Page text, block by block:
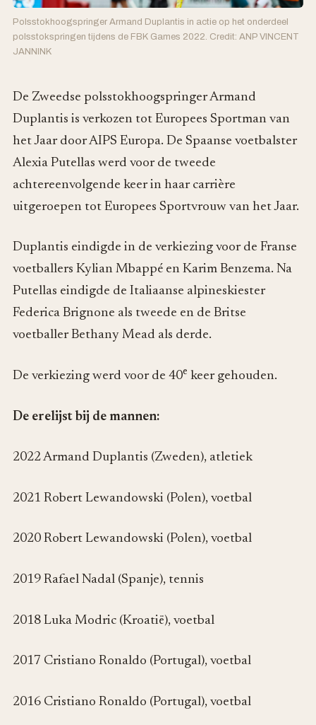
Polsstokhoogspringer Armand Duplantis in actie op het onderdeel
polsstokspringen tijdens de FBK Games 2022. Credit: ANP VINCENT
JANNINK
De Zweedse polsstokhoogspringer Armand
Duplantis is verkozen tot Europees Sportman van
het Jaar door AIPS Europa. De Spaanse voetbalster
Alexia Putellas werd voor de tweede
achtereenvolgende keer in haar carrière
uitgeroepen tot Europees Sportvrouw van het Jaar.
Duplantis eindigde in de verkiezing voor de Franse
voetballers Kylian Mbappé en Karim Benzema. Na
Putellas eindigde de Italiaanse alpineskiester
Federica Brignone als tweede en de Britse
voetballer Bethany Mead als derde.
De verkiezing werd voor de 40e keer gehouden.
De erelijst bij de mannen:
2022 Armand Duplantis (Zweden), atletiek
2021 Robert Lewandowski (Polen), voetbal
2020 Robert Lewandowski (Polen), voetbal
2019 Rafael Nadal (Spanje), tennis
2018 Luka Modric (Kroatië), voetbal
2017 Cristiano Ronaldo (Portugal), voetbal
2016 Cristiano Ronaldo (Portugal), voetbal